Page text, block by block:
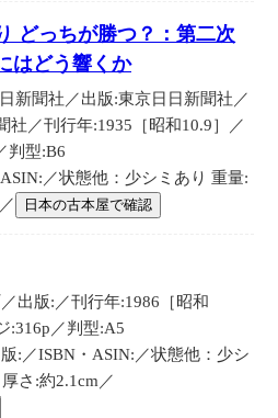
どっちが勝つ？：第二次
はどう響くか
新聞社／出版:東京日日新聞社／
社／刊行年:1935［昭和10.9］／
判型:B6
／状態他：少シミあり 重量:
日本の古本屋で確認
出版:／刊行年:1986［昭和
:316p／判型:A5
:／ISBN・ASIN:／状態他：少シ
さ:約2.1cm／